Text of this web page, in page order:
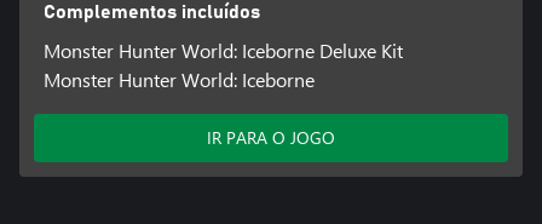
Complementos incluídos
Monster Hunter World: Iceborne Deluxe Kit
Monster Hunter World: Iceborne
IR PARA O JOGO